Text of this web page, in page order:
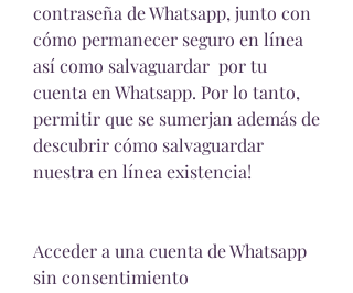
contraseña de Whatsapp, junto con
cómo permanecer seguro en línea
así como salvaguardar  por tu
cuenta en Whatsapp. Por lo tanto,
permitir que se sumerjan además de
descubrir cómo salvaguardar
nuestra en línea existencia!
Acceder a una cuenta de Whatsapp
sin consentimiento